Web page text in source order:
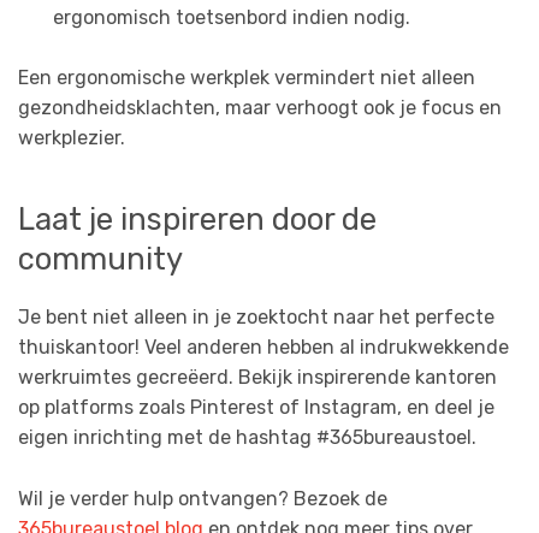
ergonomisch toetsenbord indien nodig.
Een ergonomische werkplek vermindert niet alleen
gezondheidsklachten, maar verhoogt ook je focus en
werkplezier.
Laat je inspireren door de
community
Je bent niet alleen in je zoektocht naar het perfecte
thuiskantoor! Veel anderen hebben al indrukwekkende
werkruimtes gecreëerd. Bekijk inspirerende kantoren
op platforms zoals Pinterest of Instagram, en deel je
eigen inrichting met de hashtag #365bureaustoel.
Wil je verder hulp ontvangen? Bezoek de
365bureaustoel blog en ontdek nog meer tips over